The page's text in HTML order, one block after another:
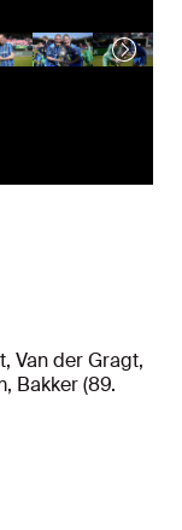
Van der Gragt,
Bakker (89.